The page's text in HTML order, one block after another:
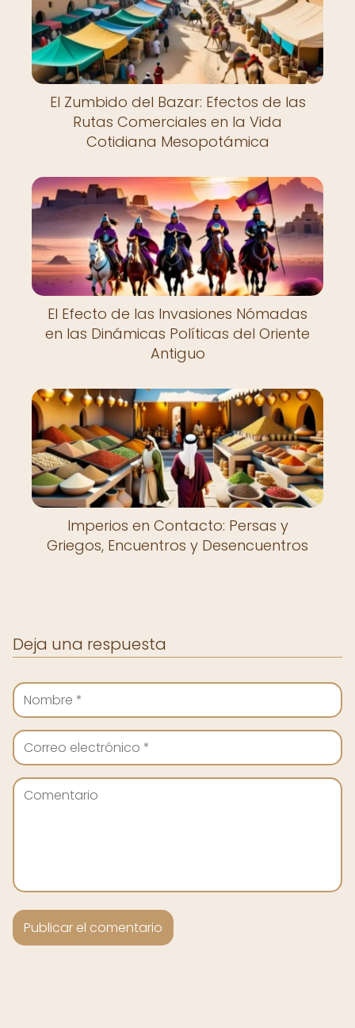
El Zumbido del Bazar: Efectos de las
Rutas Comerciales en la Vida
Cotidiana Mesopotámica
El Efecto de las Invasiones Nómadas
en las Dinámicas Políticas del Oriente
Antiguo
Imperios en Contacto: Persas y
Griegos, Encuentros y Desencuentros
Deja una respuesta